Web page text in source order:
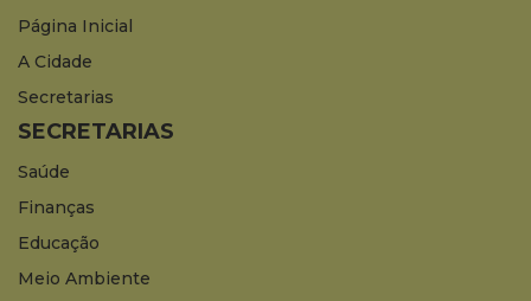
Página Inicial
A Cidade
Secretarias
SECRETARIAS
Saúde
Finanças
Educação
Meio Ambiente